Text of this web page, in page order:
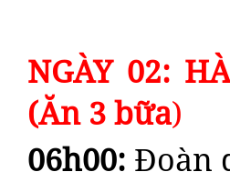
NGÀY 02:
(Ăn 3 bữa)
06h00: Đoàn